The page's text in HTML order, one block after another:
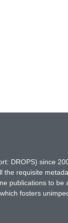
DROPS) since
the requisite
publications to be
fosters